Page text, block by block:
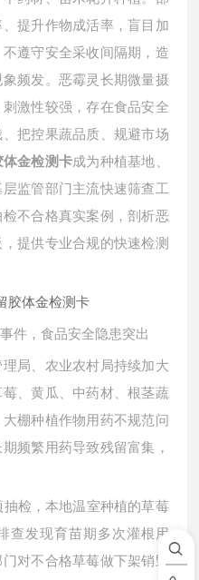
提升作物成活率，盲目加
遵守安全采收间隔期，造
频发。恶霉灵长期微量摄
激性较强，存在食品安全
把控果蔬品质、规避市场
金检测卡成为种植基地、
监管部门主流快速筛查工
不合格真实案例，剖析恶
提供专业合规的快速检测
件，食品安全隐患突出
局、农业农村局持续加大
、黄瓜、中药材、根茎蔬
棚种植作物用药不规范问
频繁用药导致残留富集，
检，本地温室种植的草莓
查发现育苗期多次灌根用
对不合格草莓做下架销毁